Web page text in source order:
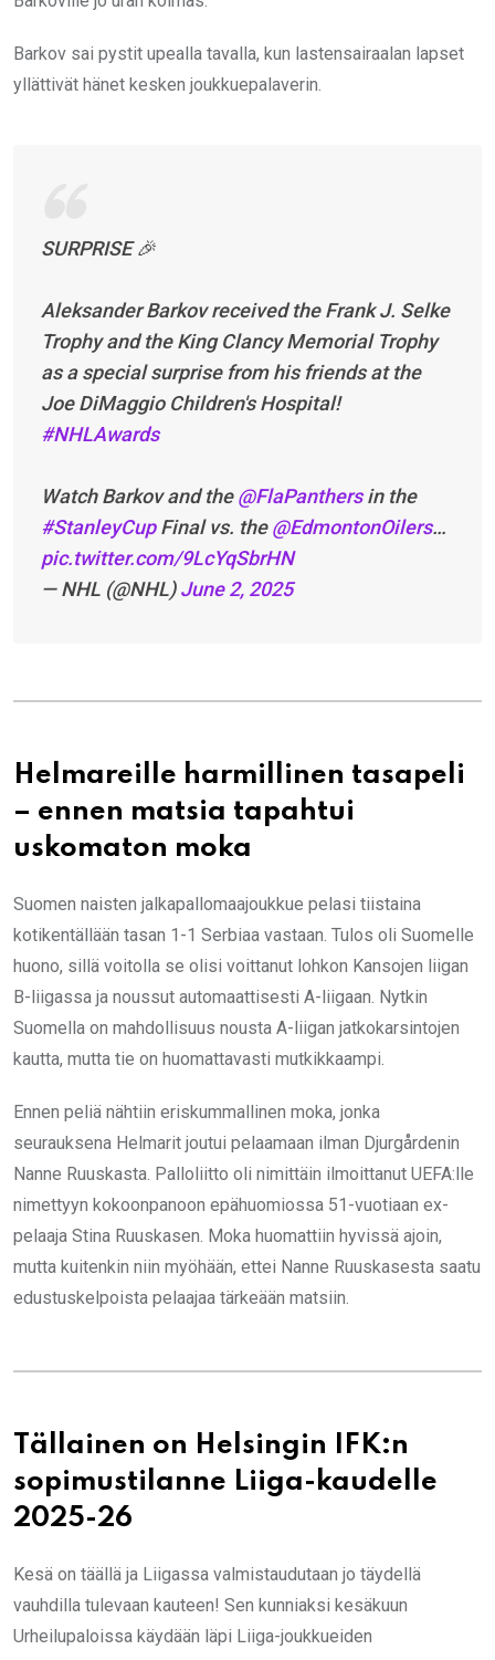
Barkov sai pystit upealla tavalla, kun lastensairaalan lapset
yllättivät hänet kesken joukkuepalaverin.
SURPRISE 🎉
Aleksander Barkov received the Frank J. Selke
Trophy and the King Clancy Memorial Trophy
as a special surprise from his friends at the
Joe DiMaggio Children's Hospital!
#NHLAwards
Watch Barkov and the@FlaPanthersin the
#StanleyCupFinal vs. the@EdmontonOilers…
pic.twitter.com/9LcYqSbrHN
— NHL (@NHL)June 2, 2025
Helmareille harmillinen tasapeli
– ennen matsia tapahtui
uskomaton moka
Suomen naisten jalkapallomaajoukkue pelasi tiistaina
kotikentällään tasan 1-1 Serbiaa vastaan. Tulos oli Suomelle
huono, sillä voitolla se olisi voittanut lohkon Kansojen liigan
B-liigassa ja noussut automaattisesti A-liigaan. Nytkin
Suomella on mahdollisuus nousta A-liigan jatkokarsintojen
kautta, mutta tie on huomattavasti mutkikkaampi.
Ennen peliä nähtiin eriskummallinen moka, jonka
seurauksena Helmarit joutui pelaamaan ilman Djurgårdenin
Nanne Ruuskasta. Palloliitto oli nimittäin ilmoittanut UEFA:lle
nimettyyn kokoonpanoon epähuomiossa 51-vuotiaan ex-
pelaaja Stina Ruuskasen. Moka huomattiin hyvissä ajoin,
mutta kuitenkin niin myöhään, ettei Nanne Ruuskasesta saatu
edustuskelpoista pelaajaa tärkeään matsiin.
Tällainen on Helsingin IFK:n
sopimustilanne Liiga-kaudelle
2025-26
Kesä on täällä ja Liigassa valmistaudutaan jo täydellä
vauhdilla tulevaan kauteen! Sen kunniaksi kesäkuun
Urheilupaloissa käydään läpi Liiga-joukkueiden